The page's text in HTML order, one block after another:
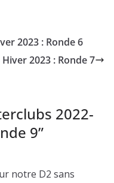
2023 : Ronde 6
2023 : Ronde 7
2022-
9”
notre D2 sans